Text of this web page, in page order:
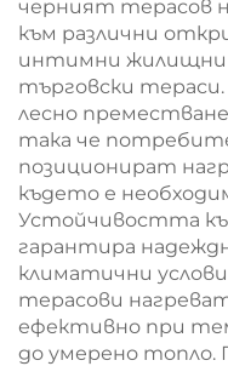
черният терасов
към различни
интимни жилищни
търговски
лесно
така че
позиционират
където е
Устойчивостта
гарантира
климатични
терасови
ефективно при
до умерено топло.